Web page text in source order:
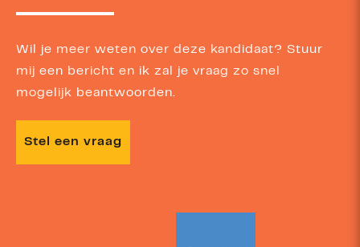
Wil je meer weten over deze kandidaat? Stuur
mij een bericht en ik zal je vraag zo snel
mogelijk beantwoorden.
Stel een vraag